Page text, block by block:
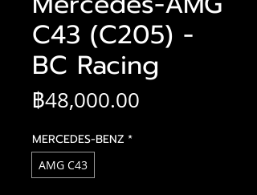
C43 (C205) -
BC Racing
฿48,000.00
MERCEDES-BENZ *
AMG C43